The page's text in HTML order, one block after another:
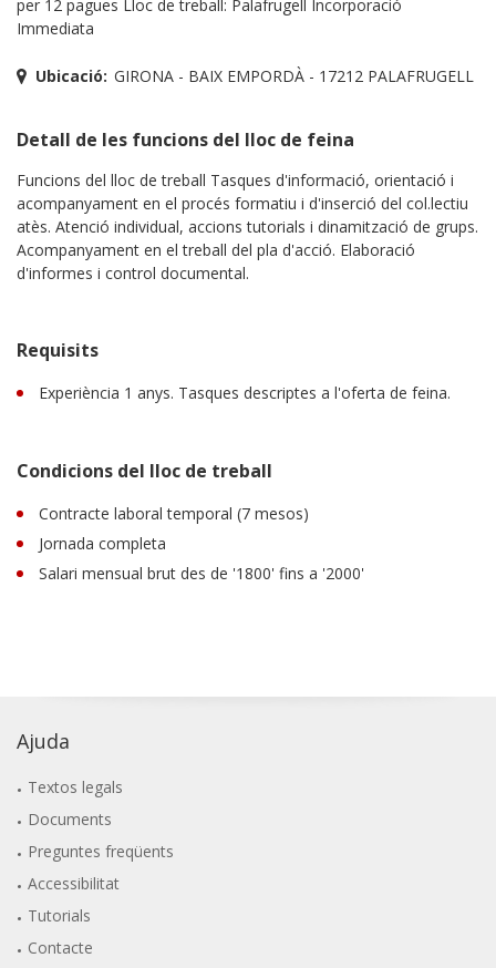
per 12 pagues Lloc de treball: Palafrugell Incorporació
Immediata
Ubicació: GIRONA - BAIX EMPORDÀ - 17212 PALAFRUGELL
Detall de les funcions del lloc de feina
Funcions del lloc de treball Tasques d'informació, orientació i
acompanyament en el procés formatiu i d'inserció del col.lectiu
atès. Atenció individual, accions tutorials i dinamització de grups.
Acompanyament en el treball del pla d'acció. Elaboració
d'informes i control documental.
Requisits
Experiència 1 anys. Tasques descriptes a l'oferta de feina.
Condicions del lloc de treball
Contracte laboral temporal (7 mesos)
Jornada completa
Salari mensual brut des de '1800' fins a '2000'
Ajuda
Textos legals
Documents
Preguntes freqüents
Accessibilitat
Tutorials
Contacte